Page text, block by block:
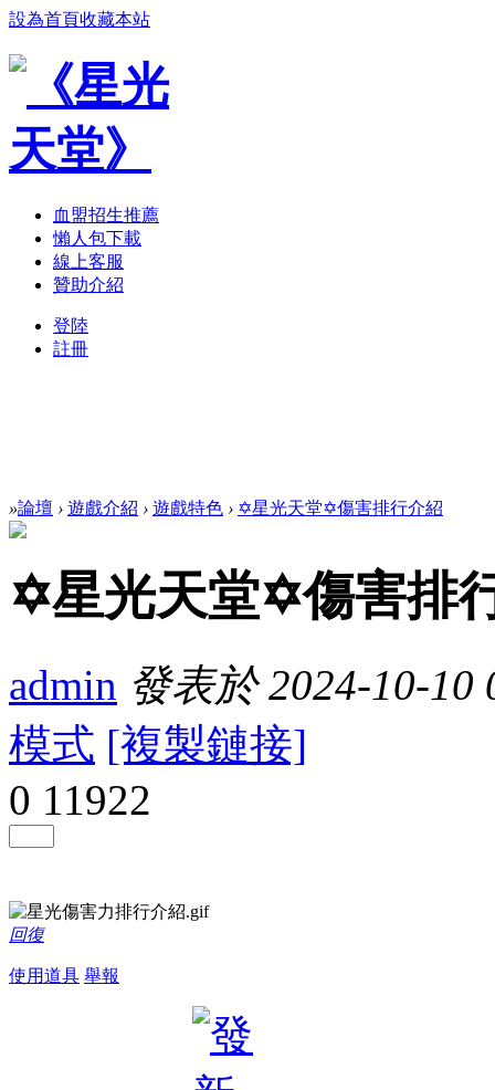
設為首頁收藏本站
血盟招生推薦
懶人包下載
線上客服
贊助介紹
登陸
註冊
»論壇 › 遊戲介紹 › 遊戲特色 › ✡星光天堂✡傷害排行介紹
✡星光天堂✡傷害排
admin 發表於 2024-10-10
模式 [複製鏈接]
0 11922
回復
使用道具 舉報